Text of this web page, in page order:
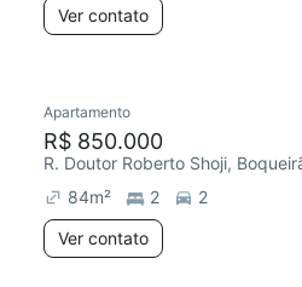
Ver contato
Apartamento
R$ 850.000
R. Doutor Roberto Shoji,
84m² 2
2
Ver contato